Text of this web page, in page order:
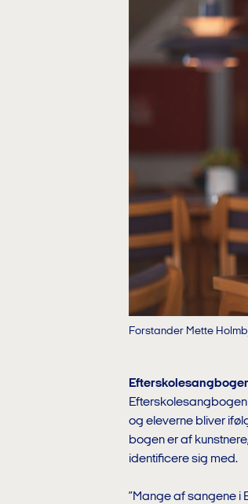
Forstander Mette
og eleverne bliver
bogen er af
identificere sig med.
”Mange af sangene i